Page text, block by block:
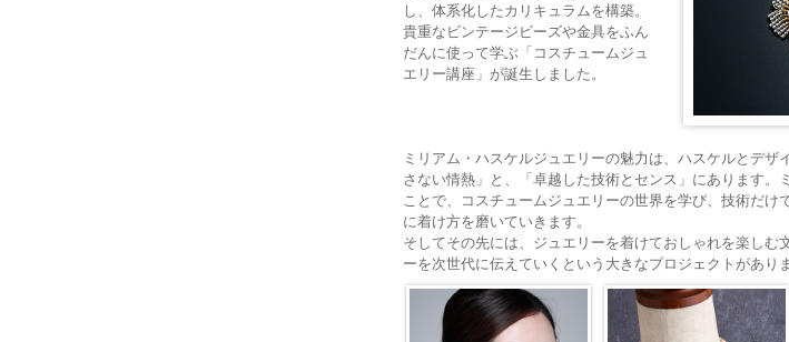
し、体系化したカリキュラムを構築。
貴重なビンテージビーズや金具をふん
だんに使って学ぶ「コスチュームジュ
エリー講座」が誕生しました。
ミリアム・ハスケルジュエリーの魅力は、ハスケルとデザ
さない情熱」と、「卓越した技術とセンス」にあります。
ことで、コスチュームジュエリーの世界を学び、技術だけ
に着け方を磨いていきます。
そしてその先には、ジュエリーを着けておしゃれを楽しむ
ーを次世代に伝えていくという大きなプロジェクトがありま